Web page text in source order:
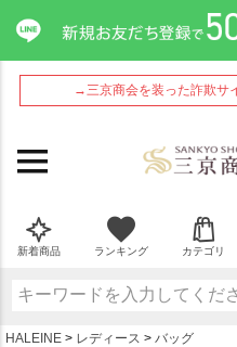
→三京商会を装った詐欺サ
新着商品 ランキング カテゴリ
HALEINE レディース バッグ